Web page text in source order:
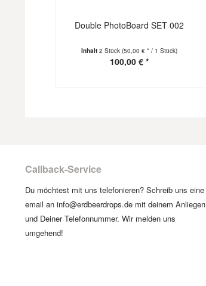
Double PhotoBoard SET 002
Inhalt2 Stück(50,00 € * / 1 Stück)
100,00 € *
Callback-Service
Du möchtest mit uns telefonieren? Schreib uns eine
email an info@erdbeerdrops.de mit deinem Anliegen
und Deiner Telefonnummer. Wir melden uns
umgehend!